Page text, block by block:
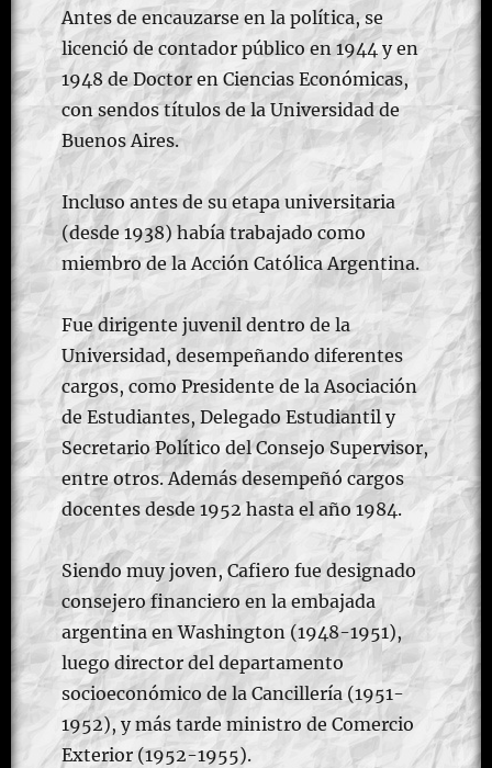
Antes de encauzarse en la política, se
licenció de contador público en 1944 y en
1948 de Doctor en Ciencias Económicas,
con sendos títulos de la Universidad de
Buenos Aires.
Incluso antes de su etapa universitaria
(desde 1938) había trabajado como
miembro de la Acción Católica Argentina.
Fue dirigente juvenil dentro de la
Universidad, desempeñando diferentes
cargos, como Presidente de la Asociación
de Estudiantes, Delegado Estudiantil y
Secretario Político del Consejo Supervisor,
entre otros. Además desempeñó cargos
docentes desde 1952 hasta el año 1984.
Siendo muy joven, Cafiero fue designado
consejero financiero en la embajada
argentina en Washington (1948-1951),
luego director del departamento
socioeconómico de la Cancillería (1951-
1952), y más tarde ministro de Comercio
Exterior (1952-1955).